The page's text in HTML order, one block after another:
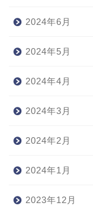
2024年6月
2024年5月
2024年4月
2024年3月
2024年2月
2024年1月
2023年12月